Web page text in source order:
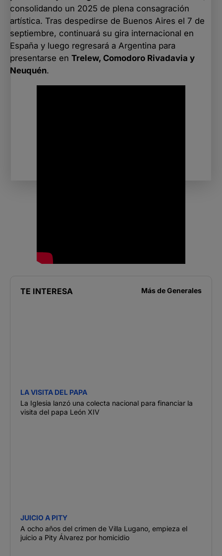
consolidando un 2025 de plena consagración
artística. Tras despedirse de Buenos Aires el 7 de
septiembre, continuará su gira internacional en
España y luego regresará a Argentina para
presentarse en Trelew, Comodoro Rivadavia y
Neuquén.
TE INTERESA Más deGenerales
LA VISITA DEL PAPA
La Iglesia lanzó una colecta nacional para financiar la
visita del papa León XIV
JUICIO A PITY
A ocho años del crimen de Villa Lugano, empieza el
juicio a Pity Álvarez por homicidio